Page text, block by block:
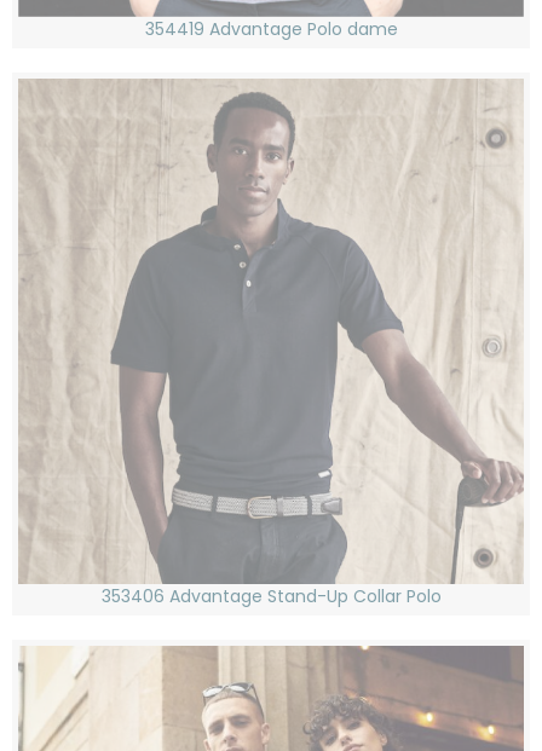
354419 Advantage Polo dame
353406 Advantage Stand-Up Collar Polo